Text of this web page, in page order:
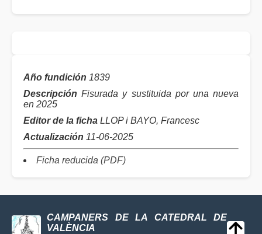
Año fundición 1839
Descripción Fisurada y sustituida por una nueva
en 2025
Editor de la ficha LLOP i BAYO, Francesc
Actualización 11-06-2025
Ficha reducida (PDF)
CAMPANERS DE LA CATEDRAL DE
VALÈNCIA